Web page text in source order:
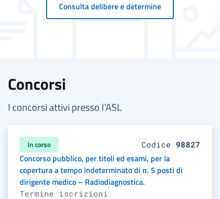
Consulta delibere e determine
Concorsi
I concorsi attivi presso l’ASL
In corso Codice 98827
Concorso pubblico, per titoli ed esami, per la
copertura a tempo indeterminato di n. 5 posti di
dirigente medico – Radiodiagnostica.
Termine iscrizioni